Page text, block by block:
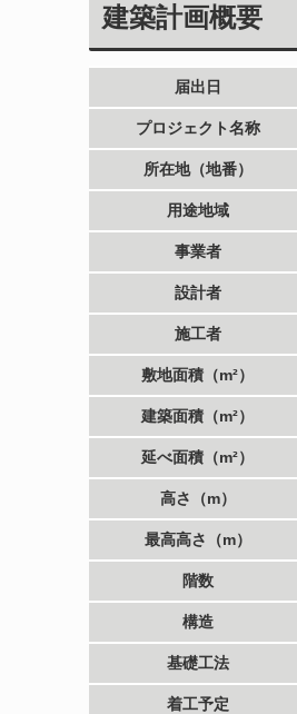
建築計画概要
届出日
プロジェクト名称
所在地（地番）
用途地域
事業者
設計者
施工者
敷地面積（m²）
建築面積（m²）
延べ面積（m²）
高さ（m）
最高高さ（m）
階数
構造
基礎工法
着工予定